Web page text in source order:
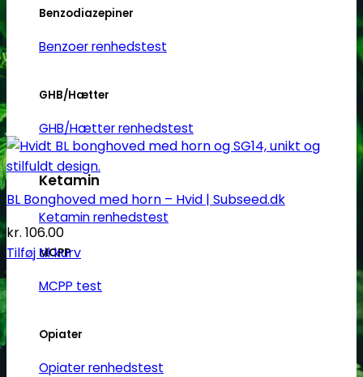
Benzodiazepiner
Benzoer renhedstest
GHB/Hætter
GHB/Hætter renhedstest
Ketamin
Ketamin renhedstest
MCPP
MCPP test
Opiater
Opiater renhedstest
BL Bonghoved med horn – Hvid | Subseed.dk
kr. 106.00
Tilføj til kurv